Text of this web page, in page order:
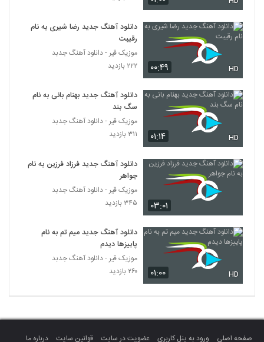
۴۶۵ بازدید
دانلود آهنگ جدید و زیبای آرش بهزادی با نام
۵۷۶ بازدید
324
۳۸۷ بازدید
325
آهنگ دنیامی از آرش شعبانی(پاپ)
۵۴۱ بازدید
کیهان آهنگ من و تو
327
دانلود آهنگ تا تو رو دیدم از آرتین قاسم پوری
۷۷۴ بازدید
موزیک زیبای دل باختم از آوه بند
۸۵۸ بازدید
329
دانلود آهنگ جدید و زیبای بیساند با نام جای
۶۳۹ بازدید
۰۰:۴۹ HD
دانلود آهنگ جدید رضا شیری به نام
رقیبت
موزیک قیر - دانلود آهنگ جدبد
۲۲۲ بازدید
۰۱:۱۴ HD
دانلود آهنگ جدید بهنام بانی به نام
سگ بند
موزیک قیر - دانلود آهنگ جدبد
۳۱۱ بازدید
۰۳:۰۱
دانلود آهنگ جدید فرزاد فرزین به نام
جواهر
موزیک قیر - دانلود آهنگ جدبد
۳۴۵ بازدید
۰۱:۰۰ HD
دانلود آهنگ جدید میم تم به نام
پاییزها دیدم
موزیک قیر - دانلود آهنگ جدبد
۲۶۰ بازدید
صفحه اصلی ورود به پنل کاربری عضویت در سایت قوانین سایت درباره ما